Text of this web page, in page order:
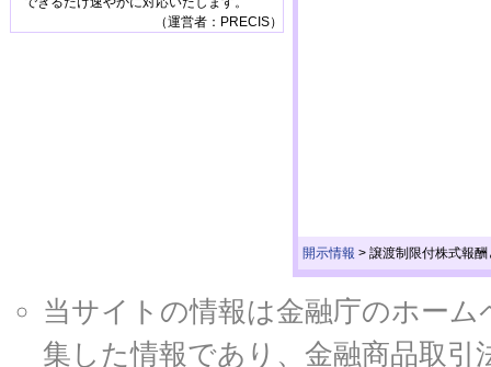
開示情報 > 譲渡制限付株式報
（運営者：PRECIS）
当サイトの情報は金融庁のホー
集した情報であり、金融商品取